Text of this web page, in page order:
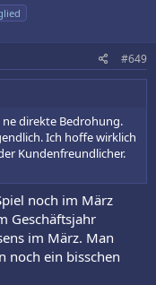
#649
direkte Bedrohung.
Ich hoffe wirklich
Kundenfreundlicher.
noch im März
Geschäftsjahr
im März. Man
noch ein bisschen